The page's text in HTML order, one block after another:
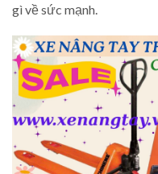
gì về sức mạnh.